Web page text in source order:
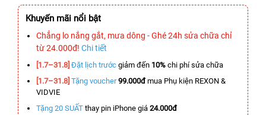
Khuyến mãi nổi bật
Chẳng lo nắng gắt, mưa dông - Ghé 24h sửa chữa chỉ
từ 24.000đ! Chi tiết
[1.7–31.8] Đặt lịch trước giảm đến 10% chi phí sửa chữa
[1.7–31.8] Tặng voucher 99.000đmua Phụ kiện REXON &
VIDVIE
Tặng 20 SUẤT thay pin iPhone giá 24.000đ